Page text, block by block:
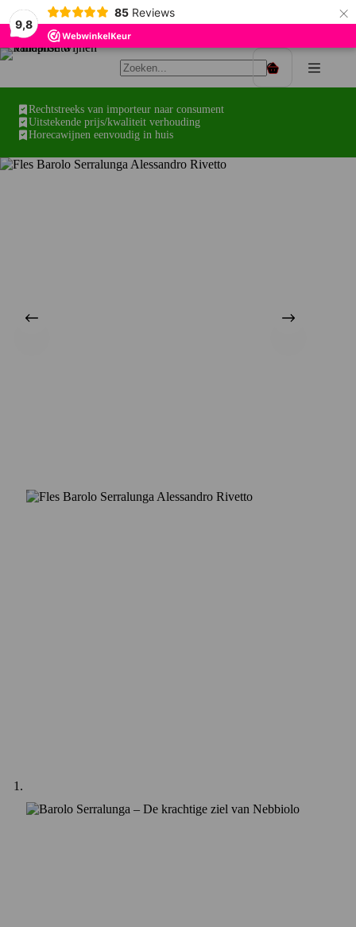
9,8
85 Reviews ×
Ga
Winkelwagen
Rechtstreeks van importeur naar consument
Uitstekende prijs/kwaliteit verhouding
Horecawijnen eenvoudig in huis